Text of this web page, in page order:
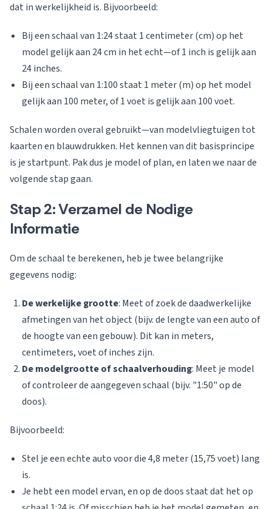
dat in werkelijkheid is. Bijvoorbeeld:
Bij een schaal van 1:24 staat 1 centimeter (cm) op het
model gelijk aan 24 cm in het echt—of 1 inch is gelijk aan
24 inches.
Bij een schaal van 1:100 staat 1 meter (m) op het model
gelijk aan 100 meter, of 1 voet is gelijk aan 100 voet.
Schalen worden overal gebruikt—van modelvliegtuigen tot
kaarten en blauwdrukken. Het kennen van dit basisprincipe
is je startpunt. Pak dus je model of plan, en laten we naar de
volgende stap gaan.
Stap 2: Verzamel de Nodige
Informatie
Om de schaal te berekenen, heb je twee belangrijke
gegevens nodig:
De werkelijke grootte: Meet of zoek de daadwerkelijke
afmetingen van het object (bijv. de lengte van een auto of
de hoogte van een gebouw). Dit kan in meters,
centimeters, voet of inches zijn.
De modelgrootte of schaalverhouding: Meet je model
of controleer de aangegeven schaal (bijv. "1:50" op de
doos).
Bijvoorbeeld:
Stel je een echte auto voor die 4,8 meter (15,75 voet) lang
is.
Je hebt een model ervan, en op de doos staat dat het op